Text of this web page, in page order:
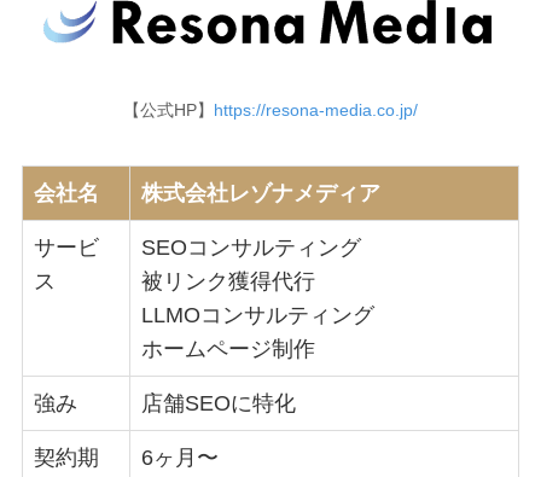
【公式HP】 https://resona-media.co.jp/
会社名 株式会社レゾナメディア
サービ
ス
SEOコンサルティング
被リンク獲得代行
LLMOコンサルティング
ホームページ制作
強み 店舗SEOに特化
契約期
6ヶ月〜